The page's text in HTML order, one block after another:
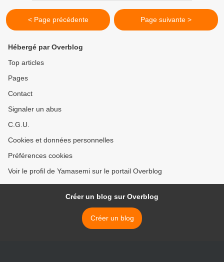
< Page précédente Page suivante >
Hébergé par Overblog
Top articles
Pages
Contact
Signaler un abus
C.G.U.
Cookies et données personnelles
Préférences cookies
Voir le profil de Yamasemi sur le portail Overblog
Créer un blog sur Overblog
Créer un blog